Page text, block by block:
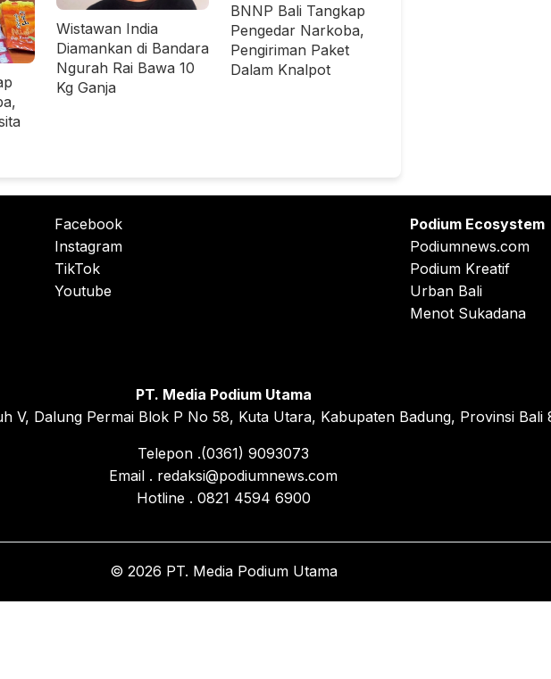
Wistawan India
Diamankan di Bandara
Ngurah Rai Bawa 10
Kg Ganja
BNNP Bali Tangkap
Pengedar Narkoba,
Pengiriman Paket
Dalam Knalpot
Facebook
Instagram
TikTok
Youtube
Podium Ecosystem
Podiumnews.com
Podium Kreatif
Urban Bali
Menot Sukadana
PT. Media Podium Utama
V, Dalung Permai Blok P No 58, Kuta Utara, Kabupaten Badung, Provinsi Bali
Telepon .(0361) 9093073
Email . redaksi@podiumnews.com
Hotline . 0821 4594 6900
© 2026 PT. Media Podium Utama